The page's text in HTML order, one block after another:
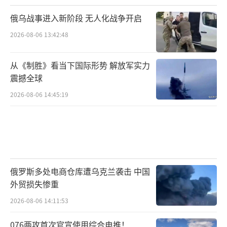
俄乌战事进入新阶段 无人化战争开启
2026-08-06 13:42:48
从《制胜》看当下国际形势 解放军实力
震撼全球
2026-08-06 14:45:19
俄罗斯多处电商仓库遭乌克兰袭击 中国
外贸损失惨重
2026-08-06 14:11:53
076两攻首次官宣使用综合电推！